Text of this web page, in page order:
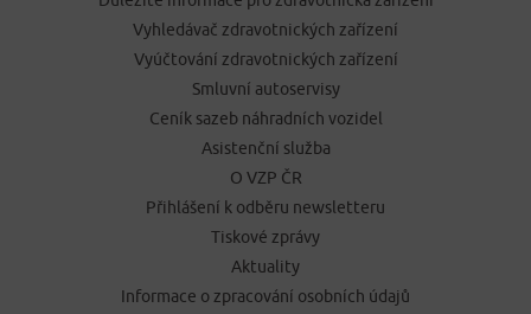
Vyhledávač zdravotnických zařízení
Vyúčtování zdravotnických zařízení
Smluvní autoservisy
Ceník sazeb náhradních vozidel
Asistenční služba
O VZP ČR
Přihlášení k odběru newsletteru
Tiskové zprávy
Aktuality
Informace o zpracování osobních údajů